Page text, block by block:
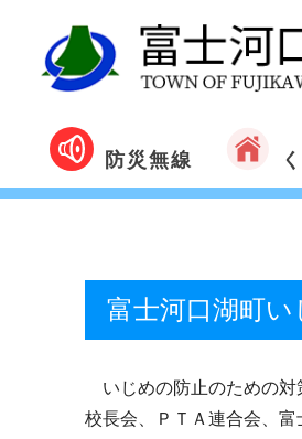
防災無線
富士河口湖町
いじめの防止のための対
校長会、ＰＴＡ連合会、